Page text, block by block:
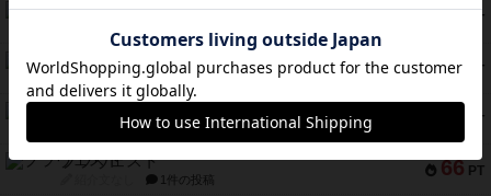
75 PT
宵と暁の呪文書
73 PT
リスボン・トラム 28
紹介文あり 9件の投稿
PT
紹介文なし 1件の投稿
66 PT
ブラヴェスト
1件の投稿